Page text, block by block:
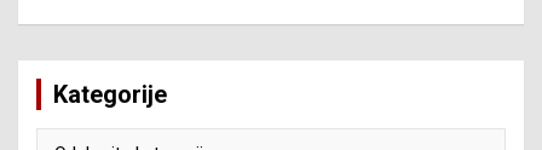
Kategorije